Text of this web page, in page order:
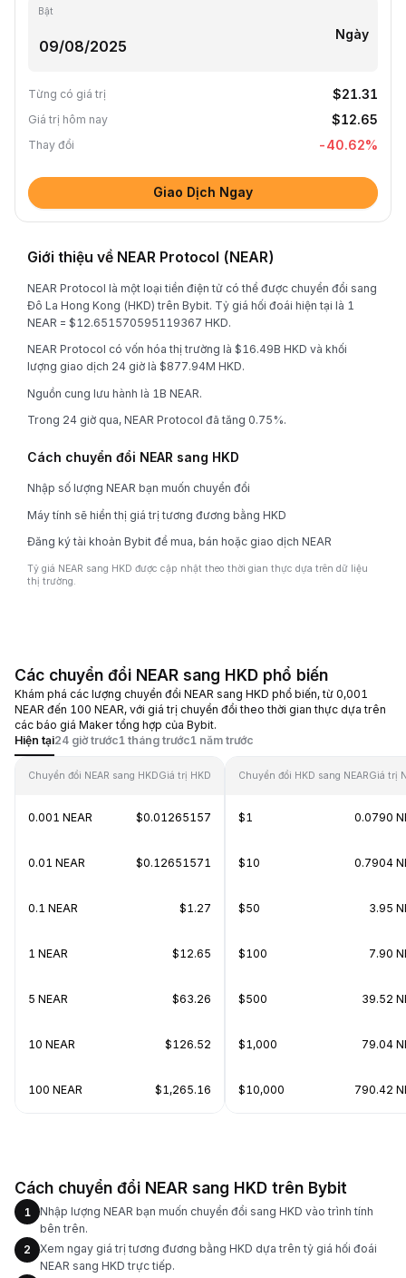
Bật
Ngày
Từng có giá trị $21.31
Giá trị hôm nay $12.65
Thay đổi -40.62%
Giao Dịch Ngay
Giới thiệu về NEAR Protocol (NEAR)
NEAR Protocol là một loại tiền điện tử có thể được chuyển đổi sang
Đô La Hong Kong (HKD) trên Bybit. Tỷ giá hối đoái hiện tại là 1
NEAR = $12.651570595119367 HKD.
NEAR Protocol có vốn hóa thị trường là $16.49B HKD và khối
lượng giao dịch 24 giờ là $877.94M HKD.
Nguồn cung lưu hành là 1B NEAR.
Trong 24 giờ qua, NEAR Protocol đã tăng 0.75%.
Cách chuyển đổi NEAR sang HKD
Nhập số lượng NEAR bạn muốn chuyển đổi
Máy tính sẽ hiển thị giá trị tương đương bằng HKD
Đăng ký tài khoản Bybit để mua, bán hoặc giao dịch NEAR
Tỷ giá NEAR sang HKD được cập nhật theo thời gian thực dựa trên dữ liệu
thị trường.
Các chuyển đổi NEAR sang HKD phổ biến
Khám phá các lượng chuyển đổi NEAR sang HKD phổ biến, từ 0,001
NEAR đến 100 NEAR, với giá trị chuyển đổi theo thời gian thực dựa trên
các báo giá Maker tổng hợp của Bybit.
Hiện tại24 giờ trước1 tháng trước1 năm trước
Chuyển đổi NEAR sang HKDGiá trị HKD
0.001 NEAR $0.01265157
0.01 NEAR $0.12651571
0.1 NEAR $1.27
1 NEAR $12.65
5 NEAR $63.26
10 NEAR $126.52
100 NEAR $1,265.16
Chuyển đổi HKD sang NEARGiá trị
$1 0.0790
$10 0.7904
$50 3.95
$100 7.90
$500 39.52
$1,000 79.04
$10,000 790.42
Cách chuyển đổi NEAR sang HKD trên Bybit
1
Nhập lượng NEAR bạn muốn chuyển đổi sang HKD vào trình tính
bên trên.
2
Xem ngay giá trị tương đương bằng HKD dựa trên tỷ giá hối đoái
NEAR sang HKD trực tiếp.